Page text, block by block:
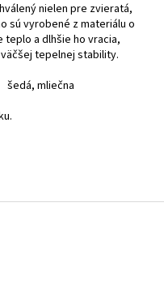
nielen pre zvieratá,
sú vyrobené z materiálu o
teplo a dlhšie ho vracia,
tepelnej stability.
šedá, mliečna